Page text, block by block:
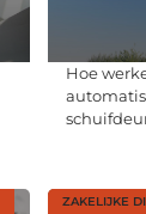
Hoe
ZAKELIJKE